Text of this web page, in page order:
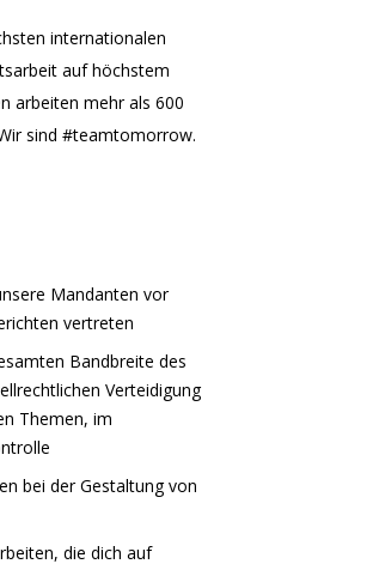
internationalen
auf höchstem
arbeiten mehr als 600
sind #teamtomorrow.
Mandanten vor
vertreten
Bandbreite des
Verteidigung
Themen, im
bei der Gestaltung von
die dich auf